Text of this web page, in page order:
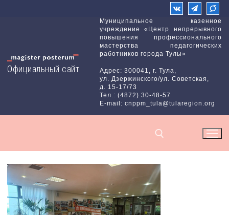
Официальный сайт
Муниципальное казенное
учреждение «Центр непрерывного
повышения профессионального
мастерства педагогических
работников города Тулы»
Адрес: 300041, г. Тула,
ул. Дзержинского/ул. Советская,
д. 15-17/73
Тел.: (4872) 30-48-57
E-mail: cnppm_tula@tularegion.org